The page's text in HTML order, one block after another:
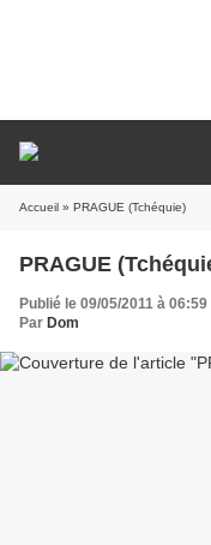
Accueil » PRAGUE (Tchéquie)
PRAGUE
Publié le 09/05/2011 à 06:59
Par Dom